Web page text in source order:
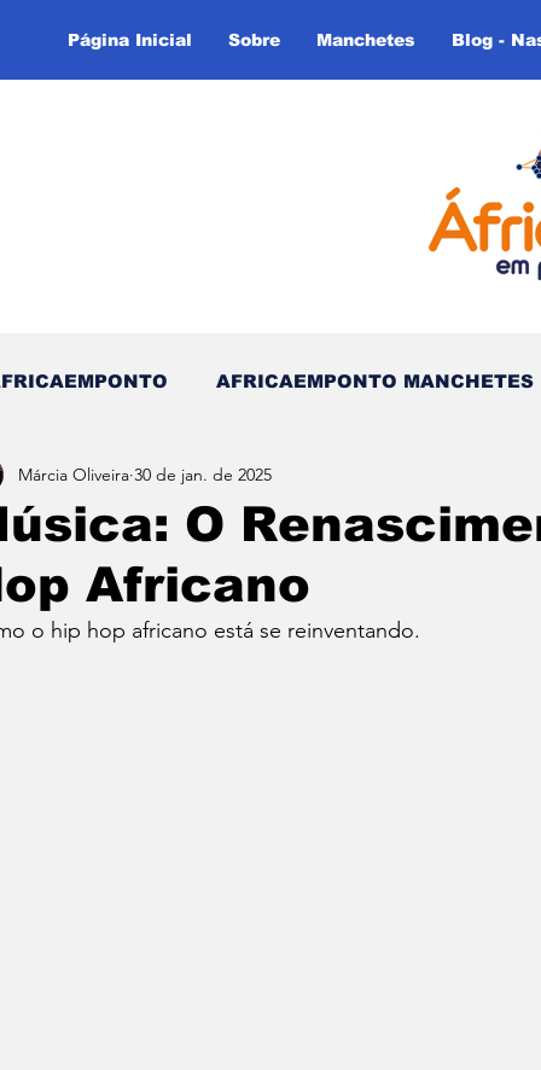
Página Inicial Sobre Manchetes Blog -
AFRICAEMPONTO MANCHETES
do Tempo - (Blog) Nas linhas do Tempo (Blog -
O
Africano
Márcia Oliveira 30 de jan. de 2025
o hip hop africano está se reinventando.